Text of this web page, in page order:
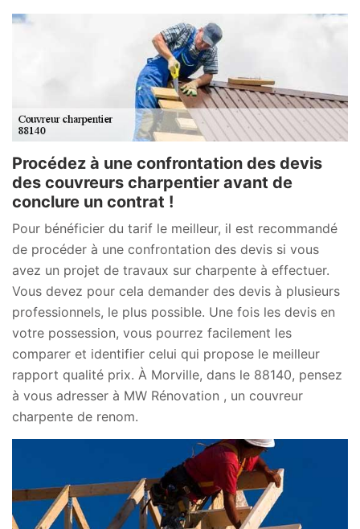
Procédez à une confrontation des devis
des couvreurs charpentier avant de
conclure un contrat !
Pour bénéficier du tarif le meilleur, il est recommandé
de procéder à une confrontation des devis si vous
avez un projet de travaux sur charpente à effectuer.
Vous devez pour cela demander des devis à plusieurs
professionnels, le plus possible. Une fois les devis en
votre possession, vous pourrez facilement les
comparer et identifier celui qui propose le meilleur
rapport qualité prix. À Morville, dans le 88140, pensez
à vous adresser à MW Rénovation , un couvreur
charpente de renom.